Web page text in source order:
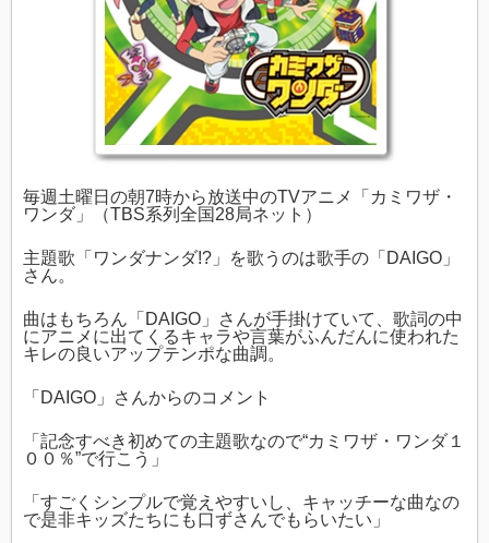
毎週土曜日の朝7時から放送中のTVアニメ「カミワザ・
ワンダ」（TBS系列全国28局ネット）
主題歌「ワンダナンダ!?」を歌うのは歌手の「DAIGO」
さん。
曲はもちろん「DAIGO」さんが手掛けていて、歌詞の中
にアニメに出てくるキャラや言葉がふんだんに使われた
キレの良いアップテンポな曲調。
「DAIGO」さんからのコメント
「記念すべき初めての主題歌なので“カミワザ・ワンダ１
００％”で行こう」
「すごくシンプルで覚えやすいし、キャッチーな曲なの
で是非キッズたちにも口ずさんでもらいたい」